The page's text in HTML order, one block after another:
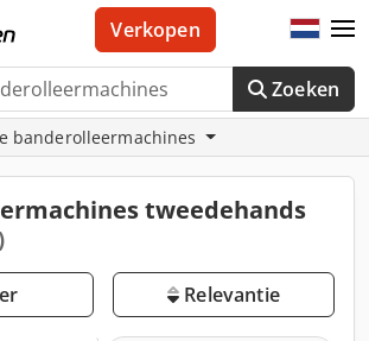
Zoeken
Verkopen
banderolleermachines
tweedehands
Relevantie